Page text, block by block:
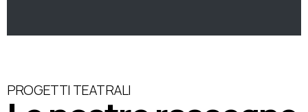
PROGETTI TEATRALI